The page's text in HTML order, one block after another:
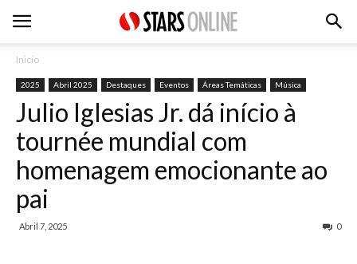
Inicio
2025 Abril 2025 Destaques Eventos Áreas Temáticas Música
Julio Iglesias Jr. dá início à
tournée mundial com
homenagem emocionante ao
pai
Abril 7, 2025 0